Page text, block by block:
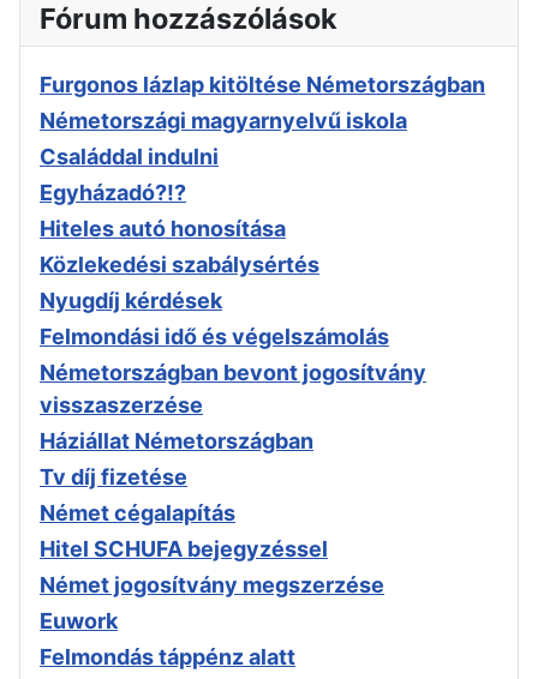
Fórum hozzászólások
Furgonos lázlap kitöltése Németországban
Németországi magyarnyelvű iskola
Családdal indulni
Egyházadó?!?
Hiteles autó honosítása
Közlekedési szabálysértés
Nyugdíj kérdések
Felmondási idő és végelszámolás
Németországban bevont jogosítvány
visszaszerzése
Háziállat Németországban
Tv díj fizetése
Német cégalapítás
Hitel SCHUFA bejegyzéssel
Német jogosítvány megszerzése
Euwork
Felmondás táppénz alatt